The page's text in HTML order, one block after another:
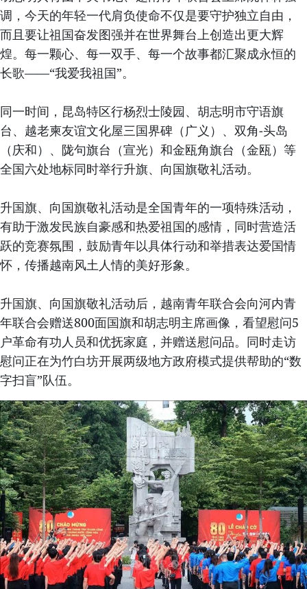
调，今天的年轻一代肩负使命不仅是要守护独立自由，
而且要让祖国奋发图强并在世界舞台上创造出更大辉
煌。每一颗心、每一双手、每一个故事都汇聚成永恒的
长歌——“我爱我祖国”。
同一时间，昆岛特区行杨烈士陵园、胡志明市守语旗
台、越老柬友谊文化屋三国界碑（广义）、双角-头岛
（庆和）、陇句旗台（宣光）和金瓯角旗台（金瓯）等
全国六处地标同时举行升旗、向国旗敬礼活动。
升国旗、向国旗敬礼活动是全国青年的一项特殊活动，
有助于激发民族自豪感和热爱祖国的感情，同时营造活
跃的竞赛氛围，鼓励青年以具体行动和举措表达爱国情
怀，传播越南风土人情的美好形象。
升国旗、向国旗敬礼活动后，越南青年联合会向河内青
年联合会赠送800面国旗和胡志明主席画像，看望慰问5
户革命有功人员和优抚家庭，并赠送慰问品。同时走访
慰问正在为竹白坊开展两级地方政府模式提供帮助的“数
字扫盲”队伍。